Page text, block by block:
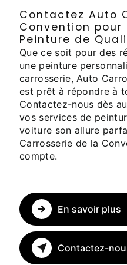
Contactez Auto
Convention pour
Peinture de
Que ce soit pour des
une peinture
carrosserie, Auto
est prêt à répondre à
Contactez-nous dès
vos services de
voiture son allure
Carrosserie de la
compte.
En savoir plus
Contactez-